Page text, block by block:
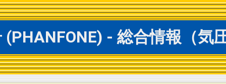
- 総合情報（気